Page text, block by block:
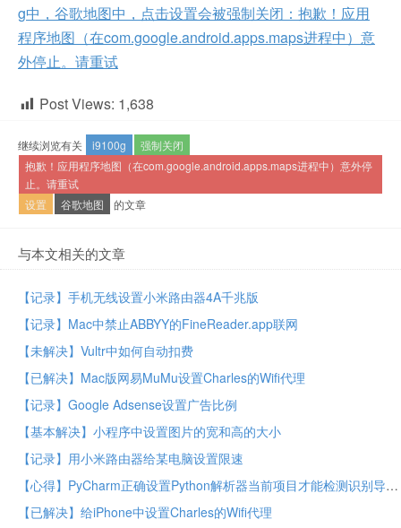
g中，谷歌地图中，点击设置会被强制关闭：抱歉！应用
程序地图（在com.google.android.apps.maps进程中）意
外停止。请重试
Post Views: 1,638
继续浏览有关 i9100g
强制关闭
抱歉！应用程序地图（在com.google.android.apps.maps进程中）意外停
止。请重试
设置
谷歌地图 的文章
与本文相关的文章
【记录】手机无线设置小米路由器4A千兆版
【记录】Mac中禁止ABBYY的FineReader.app联网
【未解决】Vultr中如何自动扣费
【已解决】Mac版网易MuMu设置Charles的Wifi代理
【记录】Google Adsense设置广告比例
【基本解决】小程序中设置图片的宽和高的大小
【记录】用小米路由器给某电脑设置限速
【心得】PyCharm正确设置Python解析器当前项目才能检测识别导入的库
【已解决】给iPhone中设置Charles的Wifi代理